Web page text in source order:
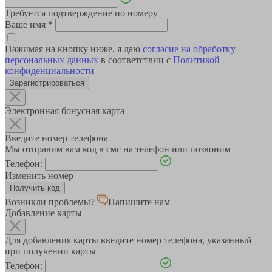
Требуется подтверждение по номеру
Ваше имя *
Нажимая на кнопку ниже, я даю согласие на обработку
персональных данных в соответствии с Политикой
конфиденциальности
Зарегистрироваться
Электронная бонусная карта
Введите номер телефона
Мы отправим вам код в смс на телефон или позвоним
Телефон:
Изменить номер
Возникли проблемы?
Напишите нам
Добавление карты
Для добавления карты введите номер телефона, указанный
при получении карты
Телефон: